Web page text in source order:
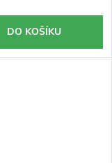
DO KOŠÍKU